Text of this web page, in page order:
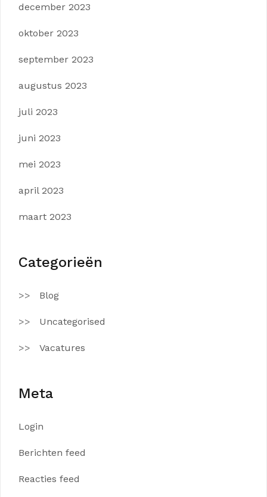
december 2023
oktober 2023
september 2023
augustus 2023
juli 2023
juni 2023
mei 2023
april 2023
maart 2023
Categorieën
Blog
Uncategorised
Vacatures
Meta
Login
Berichten feed
Reacties feed